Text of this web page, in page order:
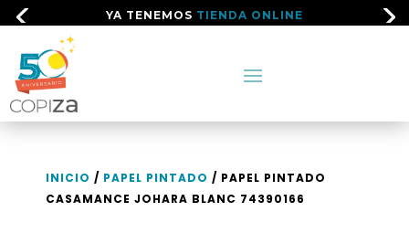
YA TENEMOS TIENDA ONLINE
INICIO / PAPEL PINTADO / PAPEL PINTADO
CASAMANCE JOHARA BLANC 74390166